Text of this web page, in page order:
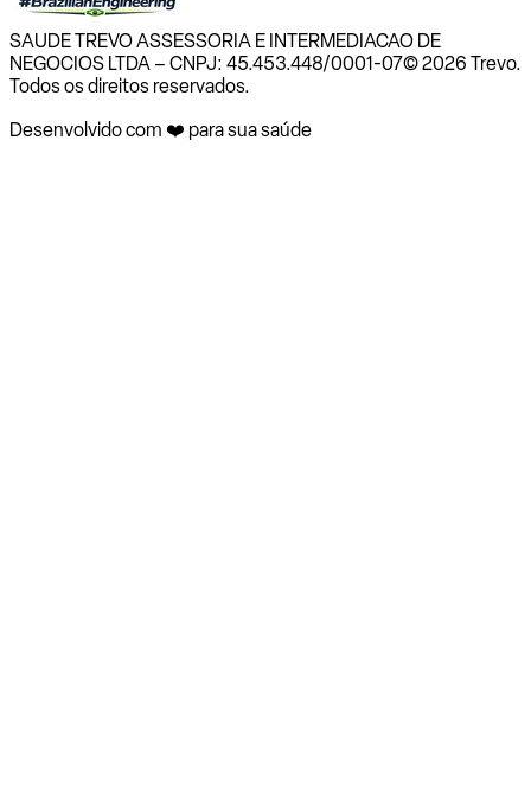
SAUDE TREVO ASSESSORIA E INTERMEDIACAO DE
NEGOCIOS LTDA – CNPJ: 45.453.448/0001-07© 2026 Trevo.
Todos os direitos reservados.
Desenvolvido com ❤️ para sua saúde